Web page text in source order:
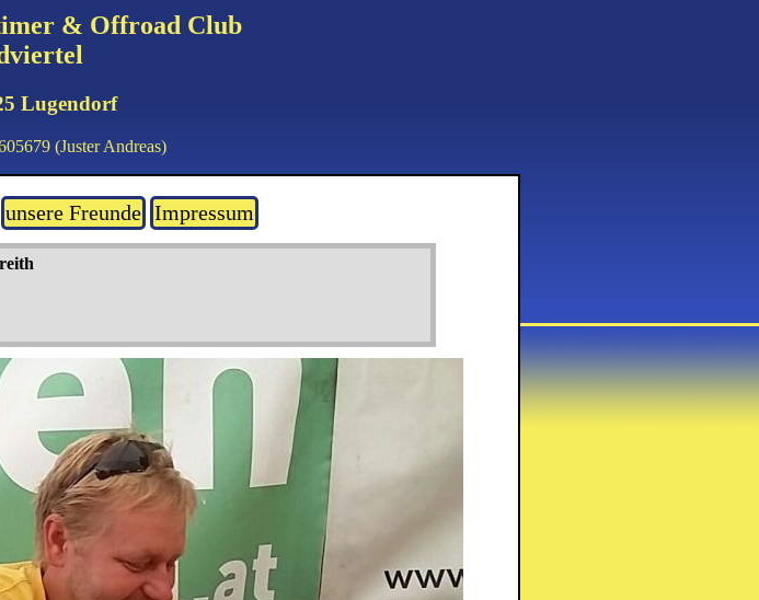
& Offroad Club
Lugendorf
(Juster Andreas)
unsere Freunde Impressum